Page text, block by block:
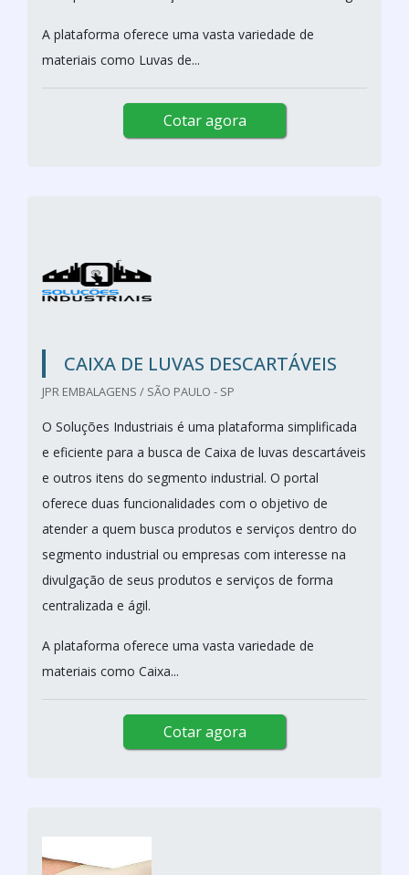
A plataforma oferece uma vasta variedade de
materiais como Luvas de...
Cotar agora
CAIXA DE LUVAS DESCARTÁVEIS
JPR EMBALAGENS / SÃO PAULO - SP
O Soluções Industriais é uma plataforma simplificada
e eficiente para a busca de Caixa de luvas descartáveis
e outros itens do segmento industrial. O portal
oferece duas funcionalidades com o objetivo de
atender a quem busca produtos e serviços dentro do
segmento industrial ou empresas com interesse na
divulgação de seus produtos e serviços de forma
centralizada e ágil.
A plataforma oferece uma vasta variedade de
materiais como Caixa...
Cotar agora